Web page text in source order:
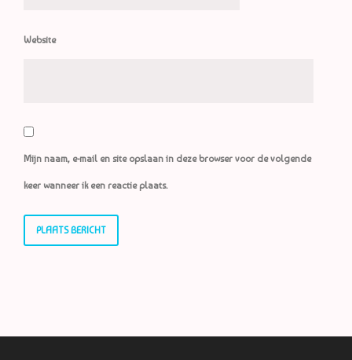
Website
Mijn naam, e-mail en site opslaan in deze browser voor de volgende
keer wanneer ik een reactie plaats.